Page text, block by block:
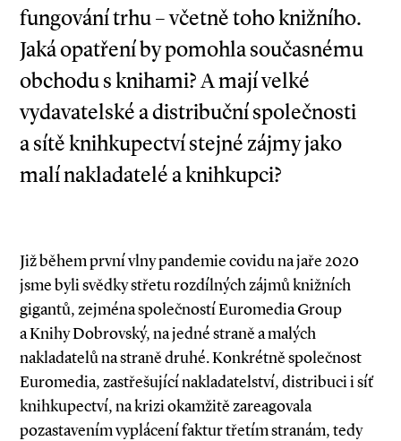
fungování trhu – včetně toho knižního.
Jaká opatření by pomohla současnému
obchodu s knihami? A mají velké
vydavatelské a distribuční společnosti
a sítě knihkupectví stejné zájmy jako
malí nakladatelé a knihkupci?
Již během první vlny pandemie covidu na jaře 2020
jsme byli svědky střetu rozdílných zájmů knižních
gigantů, zejména společností Euromedia Group
a Knihy Dobrovský, na jedné straně a malých
nakladatelů na straně druhé. Konkrétně společnost
Euromedia, zastřešující nakladatelství, distribuci i síť
knihkupectví, na krizi okamžitě zareagovala
pozastavením vyplácení faktur třetím stranám, tedy